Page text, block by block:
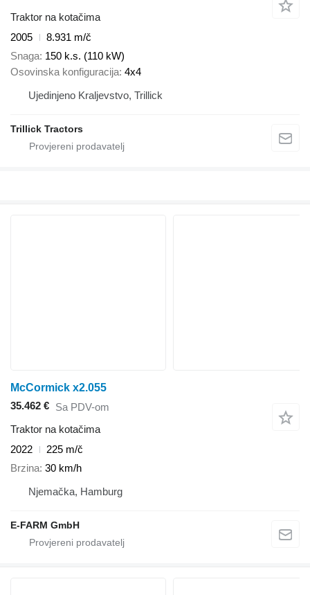
Traktor na kotačima
2005
8.931 m/č
Snaga 150 k.s. (110 kW)
Osovinska konfiguracija 4x4
Ujedinjeno Kraljevstvo, Trillick
Trillick Tractors
McCormick x2.055
35.462 € Sa PDV-om
Traktor na kotačima
2022
225 m/č
Brzina 30 km/h
Njemačka, Hamburg
E-FARM GmbH